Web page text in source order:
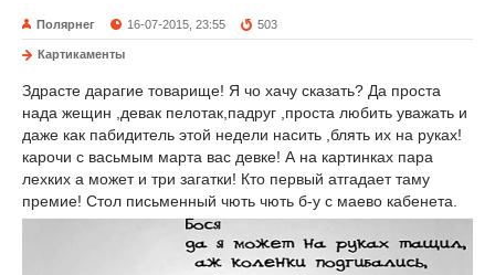
Полярнег 16-07-2015, 23:55 503
Картикаменты
Здрасте дарагие товарище! Я чо хачу сказать? Да проста
нада жещин ,девак пелотак,падруг ,проста любить уважать и
даже как пабидитель этой недели насить ,блять их на руках!
карочи с васьмым марта вас девке! А на картинках пара
лехких а может и три загатки! Кто первый атгадает таму
премие! Стол письменный чють чють б-у с маево кабенета.